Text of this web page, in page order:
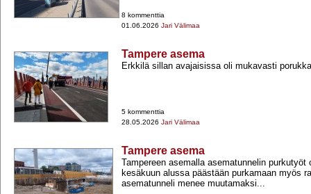
8 kommenttia
01.06.2026 Jari Välimaa
Tampere asema
Erkkilä sillan avajaisissa oli mukavasti
5 kommenttia
28.05.2026 Jari Välimaa
Tampere asema
Tampereen asemalla asematunnelin purkutyöt
kesäkuun alussa päästään purkamaan myös
asematunneli menee muutamaksi...